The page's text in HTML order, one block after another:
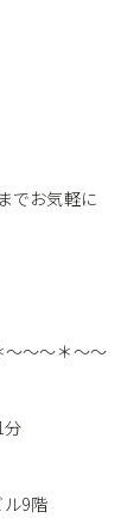
でお気軽に
～～＊～～
分
ル9階